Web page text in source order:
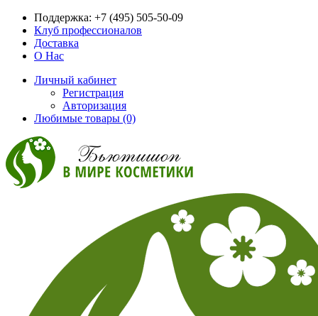
Поддержка: +7 (495) 505-50-09
Клуб профессионалов
Доставка
О Нас
Личный кабинет
Регистрация
Авторизация
Любимые товары (0)